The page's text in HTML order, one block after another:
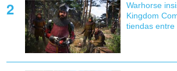
Warhorse
Kingdom
tiendas entre